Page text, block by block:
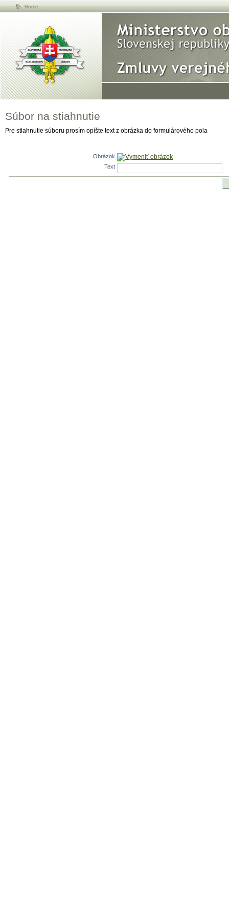
Home
Súbor na stiahnutie
Pre stiahnutie súboru prosím opíšte text z obrázka do formulárového pola
Obrázok
Vymeniť obrázok
Text